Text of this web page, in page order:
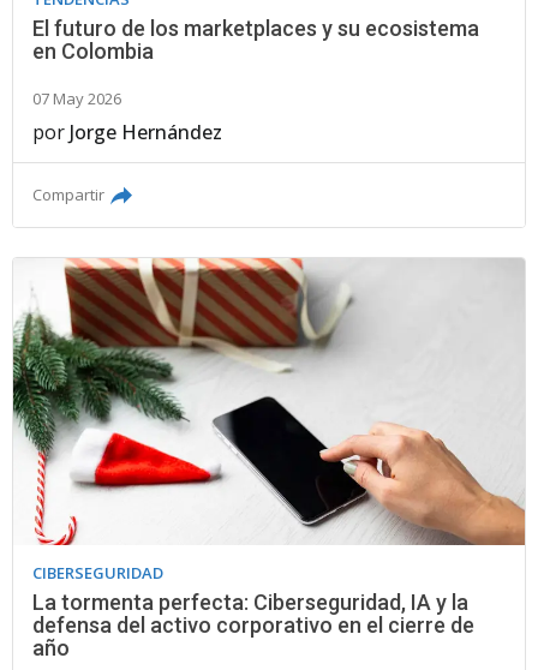
El futuro de los marketplaces y su ecosistema
en Colombia
07 May 2026
por Jorge Hernández
Compartir
CIBERSEGURIDAD
La tormenta perfecta: Ciberseguridad, IA y la
defensa del activo corporativo en el cierre de
año